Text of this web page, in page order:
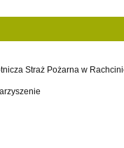
Straż Pożarna w